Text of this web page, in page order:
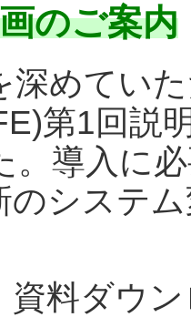
のご案内
めてい
第1回説
。導入に
のシステ
資料ダウ